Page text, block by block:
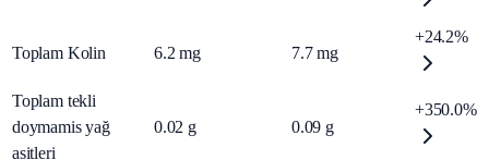
Toplam Kolin 6.2 mg 7.7 mg
+24.2%
Toplam tekli
doymamis yağ
asitleri
0.02 g 0.09 g
+350.0%